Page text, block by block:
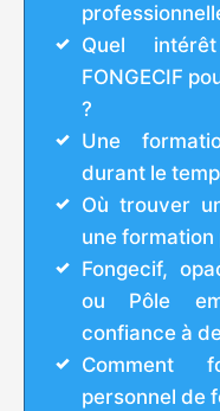
Quel
FONGECIF
?
Une
durant le
Où trouver
une formation
Fongecif,
ou Pôle
confiance à
Comment
personnel de